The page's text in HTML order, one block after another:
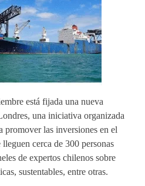
está fijada una nueva
una iniciativa organizada
promover las inversiones en el
cerca de 300 personas
de expertos chilenos sobre
sustentables, entre otras.